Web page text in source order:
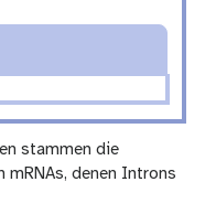
stammen die
mRNAs, denen Introns